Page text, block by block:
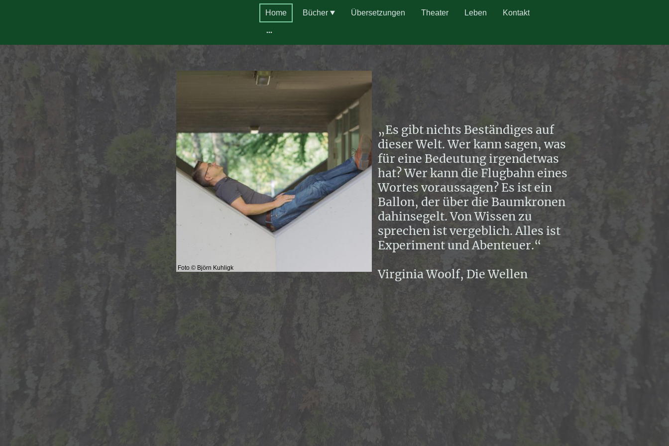
Home Bücher Übersetzungen Theater Leben Kontakt
„Es gibt nichts Beständiges auf
dieser Welt. Wer kann sagen, was
für eine Bedeutung irgendetwas
hat? Wer kann die Flugbahn eines
Wortes voraussagen? Es ist ein
Ballon, der über die Baumkronen
dahinsegelt. Von Wissen zu
sprechen ist vergeblich. Alles ist
Experiment und Abenteuer.“
Virginia Woolf, Die Wellen
Foto © Björn Kuhligk